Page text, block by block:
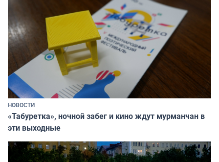
НОВОСТИ
«Табуретка», ночной забег и кино ждут мурманчан в
эти выходные